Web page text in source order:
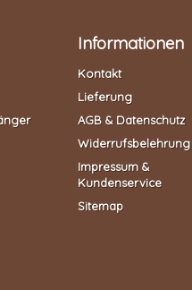
Informationen
Kontakt
Lieferung
AGB & Datenschutz
Widerrufsbelehrung
Impressum &
Kundenservice
Sitemap